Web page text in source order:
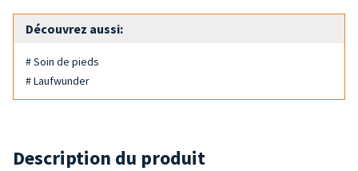
Découvrez aussi:
# Soin de pieds
# Laufwunder
Description du produit